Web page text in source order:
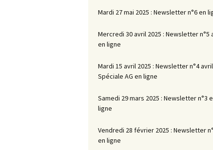
Mardi 27 mai 2025 : Newsletter n°6 en
Mercredi 30 avril 2025 : Newsletter n°5
en ligne
Mardi 15 avril 2025 : Newsletter n°4 avril
Spéciale AG en ligne
Samedi 29 mars 2025 : Newsletter n°3
ligne
Vendredi 28 février 2025 : Newsletter
en ligne